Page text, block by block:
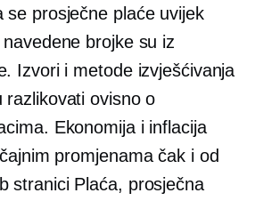
se prosječne plaće uvijek
brojke su iz
Izvori i metode izvješćivanja
ovisno o
Ekonomija i inflacija
promjenama čak i od
stranici Plaća, prosječna